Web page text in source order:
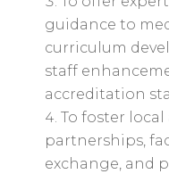
guidance to
curriculum
staff
accreditation
To foster
partnerships,
exchange, and